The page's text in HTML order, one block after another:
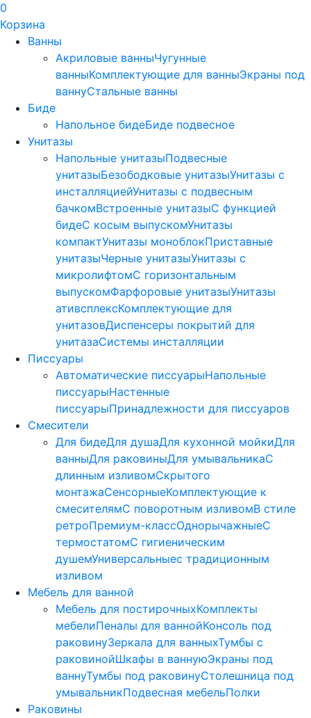
0
Корзина
Ванны
Акриловые ванныЧугунные
ванныКомплектующие для ванныЭкраны под
ваннуСтальные ванны
Биде
Напольное бидеБиде пoдвеснoе
Унитазы
Напольные унитазыПодвесные
унитазыБезободковые унитазыУнитазы с
инсталляциейУнитазы с подвесным
бачкомВстроенные унитазыС функцией
бидеС косым выпускомУнитазы
компактУнитазы моноблокПриставные
унитазыЧерные унитазыУнитазы с
микролифтомC горизонтальным
выпускомФарфоровые унитазыУнитазы
ативсплексКомплектующие для
унитазовДиспенсеры покрытий для
унитазаСистемы инсталляции
Писсуары
Автоматические писсуарыНапольные
писсуарыНастенные
писсуарыПринадлежности для писсуаров
Смесители
Для бидеДля душаДля кухонной мойкиДля
ванныДля раковиныДля умывальникаС
длинным изливомСкрытого
монтажаСенсорныеКомплектующие к
смесителямС поворотным изливомВ стиле
ретроПремиум-классОднорычажныеС
термостатомС гигиеническим
душемУниверсальныес традиционным
изливом
Мебель для ванной
Мебель для постирочныхКомплекты
мебелиПеналы для ваннойКонсоль под
раковинуЗеркала для ванныхТумбы с
раковинойШкафы в ваннуюЭкраны под
ваннуТумбы под раковинуСтолешница под
умывальникПодвесная мебельПолки
Раковины